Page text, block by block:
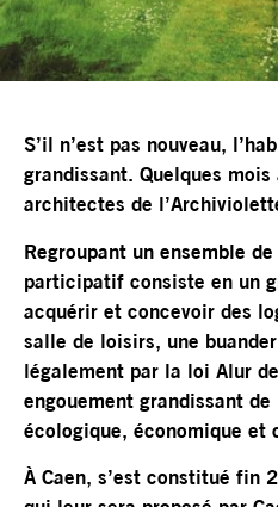
S’il n’est pas nouveau,
grandissant. Quelques
architectes de
Regroupant un ensemble
participatif consiste en un
acquérir et concevoir des
salle de loisirs, une
légalement par la loi Alur
engouement grandissant
écologique, économique et
À Caen, s’est constitué fin